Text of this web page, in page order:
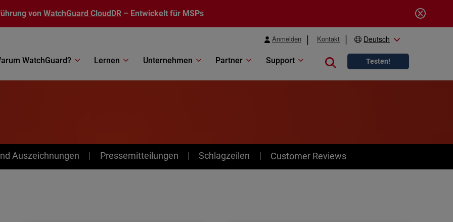
von WatchGuard CloudDR – Entwickelt für MSPs
Anmelden Kontakt Deutsch
WatchGuard? Lernen Unternehmen Partner Support Close search
Testen!
Auszeichnungen Pressemitteilungen Schlagzeilen Customer Reviews